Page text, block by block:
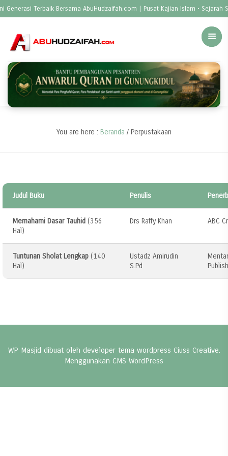
Generasi Terbaik Bersama AbuHudzaifah.com | Pusat Kajian Islam • Sejarah
You are here : Beranda / Perpustakaan
Judul Buku Penulis
Memahami Dasar Tauhid (356
Hal)
Drs Raffy Khan ABC
Tuntunan Sholat Lengkap (140
Hal)
Ustadz Amirudin
S.Pd
WP Masjid dibuat oleh developer tema wordpress Ciuss Creative.
Menggunakan CMS WordPress